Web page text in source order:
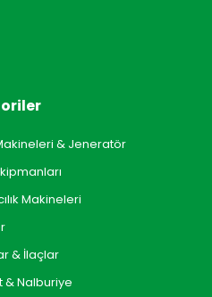
& Jeneratör
Makineleri
& İlaçlar
& Nalburiye